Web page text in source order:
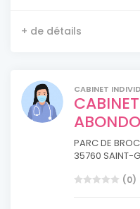
+ de détails
CABINET
ABONDO
PARC DE
35760 SAINT-
(0)